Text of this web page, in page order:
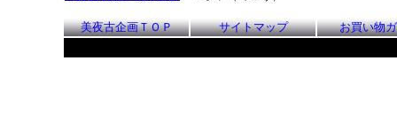
美夜古企画ＴＯＰ サイトマップ お買い物